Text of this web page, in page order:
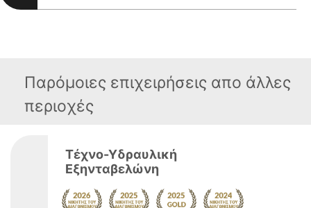
Παρόμοιες επιχειρήσεις απο άλλες
περιοχές
Τέχνο-Υδραυλική
Εξηνταβελώνη